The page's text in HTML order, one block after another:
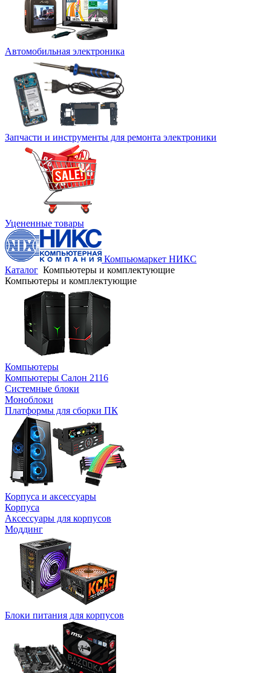
Автомобильная электроника
Запчасти и инструменты для ремонта электроники
Уцененные товары
Компьюмаркет НИКС
Каталог Компьютеры и комплектующие
Компьютеры и комплектующие
Компьютеры
Компьютеры Салон 2116
Системные блоки
Моноблоки
Платформы для сборки ПК
Корпуса и аксессуары
Корпуса
Аксессуары для корпусов
Моддинг
Блоки питания для корпусов